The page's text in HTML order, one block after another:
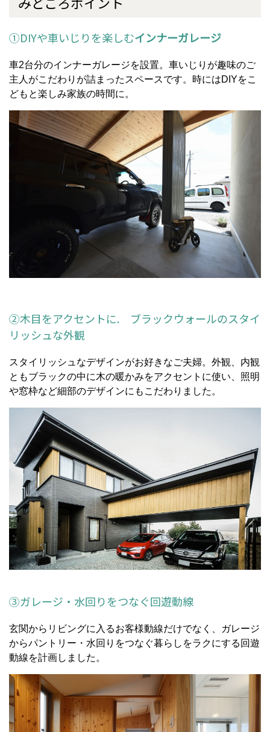
①DIYや車いじりを楽しむインナーガレージ
車2台分のインナーガレージを設置。車いじりが趣味のご
主人がこだわりが詰まったスペースです。時にはDIYをこ
どもと楽しみ家族の時間に。
②木目をアクセントに. ブラックウォールのスタイ
リッシュな外観
スタイリッシュなデザインがお好きなご夫婦。外観、内観
ともブラックの中に木の暖かみをアクセントに使い、照明
や窓枠など細部のデザインにもこだわりました。
③ガレージ・水回りをつなぐ回遊動線
玄関からリビングに入るお客様動線だけでなく、ガレージ
からパントリー・水回りをつなぐ暮らしをラクにする回遊
動線を計画しました。